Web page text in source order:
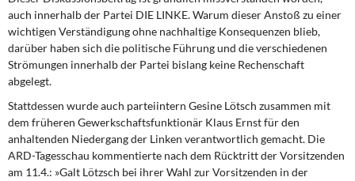
auch innerhalb der Partei DIE LINKE. Warum dieser Anstoß zu einer
wichtigen Verständigung ohne nachhaltige Konsequenzen blieb,
darüber haben sich die politische Führung und die verschiedenen
Strömungen innerhalb der Partei bislang keine Rechenschaft
abgelegt.
Stattdessen wurde auch parteiintern Gesine Lötsch zusammen mit
dem früheren Gewerkschaftsfunktionär Klaus Ernst für den
anhaltenden Niedergang der Linken verantwortlich gemacht. Die
ARD-Tagesschau kommentierte nach dem Rücktritt der Vorsitzenden
am 11.4.: »Galt Lötzsch bei ihrer Wahl zur Vorsitzenden in der